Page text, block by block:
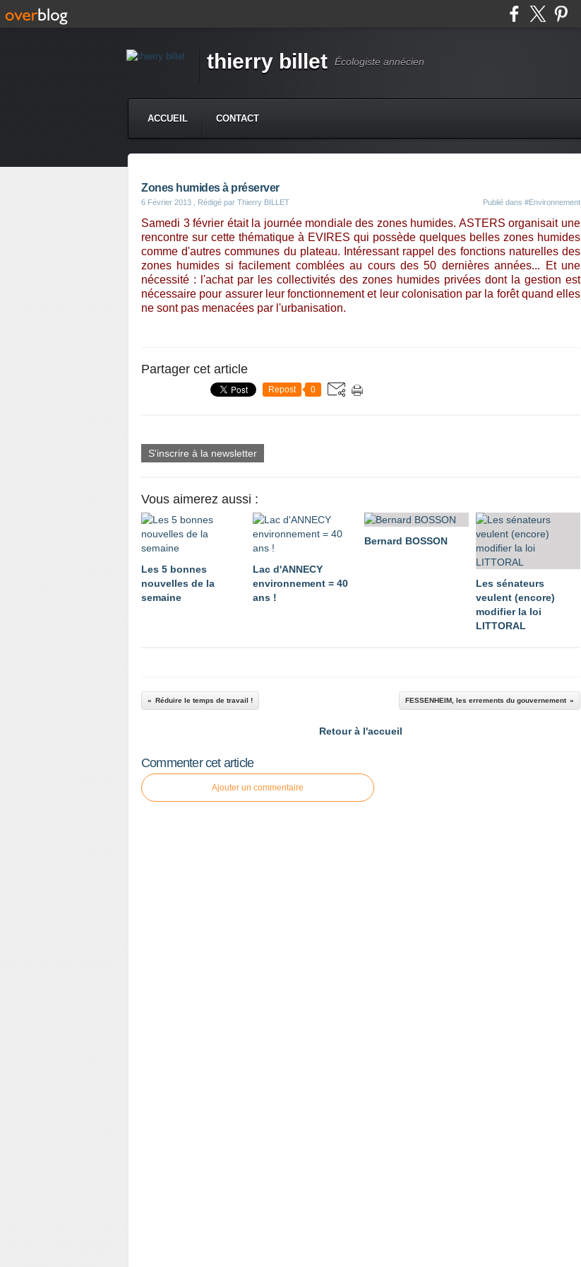
thierry billet Écologiste annécien
ACCUEIL CONTACT
Zones humides à préserver
6 Février 2013 , Rédigé par Thierry BILLET Publié dans #Environnement
Samedi 3 février était la journée mondiale des zones humides. ASTERS organisait une
rencontre sur cette thématique à EVIRES qui possède quelques belles zones humides
comme d'autres communes du plateau. Intéressant rappel des fonctions naturelles des
zones humides si facilement comblées au cours des 50 dernières années... Et une
nécessité : l'achat par les collectivités des zones humides privées dont la gestion est
nécessaire pour assurer leur fonctionnement et leur colonisation par la forêt quand elles
ne sont pas menacées par l'urbanisation.
Partager cet article
Repost 0
S'inscrire à la newsletter
Vous aimerez aussi :
Les 5 bonnes
nouvelles de la
semaine
Lac d'ANNECY
environnement = 40
ans !
Bernard BOSSON
Les sénateurs
veulent (encore)
modifier la loi
LITTORAL
Réduire le temps de travail ! FESSENHEIM, les errements du gouvernement
Retour à l'accueil
Commenter cet article
Ajouter un commentaire